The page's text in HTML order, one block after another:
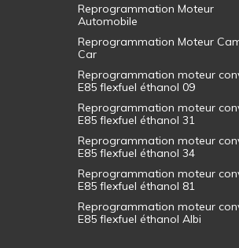
Reprogrammation Moteur
Automobile
Reprogrammation Moteur
Car
Reprogrammation moteur
E85 flexfuel éthanol 09
Reprogrammation moteur
E85 flexfuel éthanol 31
Reprogrammation moteur
E85 flexfuel éthanol 34
Reprogrammation moteur
E85 flexfuel éthanol 81
Reprogrammation moteur
E85 flexfuel éthanol Albi